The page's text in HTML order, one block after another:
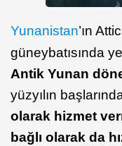
Yunanistan’ın
güneybatısında
Antik Yunan
yüzyılın
olarak hizmet
bağlı olarak da